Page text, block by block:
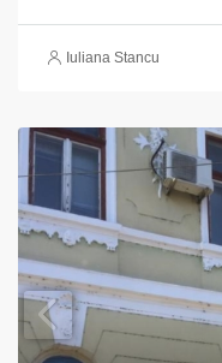
Iuliana Stancu